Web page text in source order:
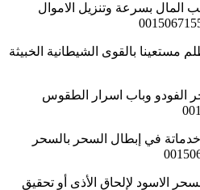
المال بسرعة وتنزيل الاموال
مستعينا بالقوى الشيطانية الخبيثة
الفودو وباب اسرار الطقوس
في إبطال السحر بالسحر
الاسود لإلحاق الأذى أو تحقيق